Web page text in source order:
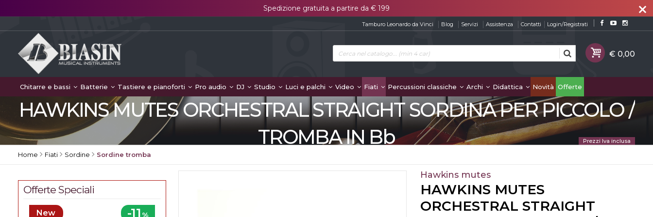
close
Spedizione gratuita a partire da € 199
Tamburo Leonardo da Vinci Blog Servizi Assistenza Contatti Login/Registrati
Chitarre e bassi Batterie Tastiere e pianoforti Pro audio DJ Studio Luci e palchi Video Fiati Percussioni classiche Archi Didattica Novità Offerte
HAWKINS MUTES ORCHESTRAL STRAIGHT SORDINA PER PICCOLO /
TROMBA IN Bb
Prezzi Iva inclusa
Home Fiati Sordine Sordine tromba
Hawkins mutes
HAWKINS MUTES
ORCHESTRAL STRAIGHT
Offerte Speciali
-11 %
New